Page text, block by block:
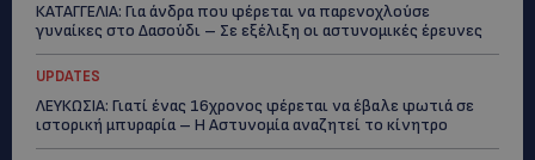
ΚΑΤΑΓΓΕΛΙΑ: Για άνδρα που φέρεται να παρενοχλούσε
γυναίκες στο Δασούδι – Σε εξέλιξη οι αστυνομικές έρευνες
UPDATES
ΛΕΥΚΩΣΙΑ: Γιατί ένας 16χρονος φέρεται να έβαλε φωτιά σε
ιστορική μπυραρία – Η Αστυνομία αναζητεί το κίνητρο